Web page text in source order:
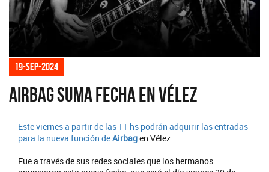
19-sep-2024
Airbag suma fecha en Vélez
Este viernes a partir de las 11 hs podrán adquirir las entradas
para la nueva función deAirbagen Vélez.
Fue a través de sus redes sociales que los hermanos